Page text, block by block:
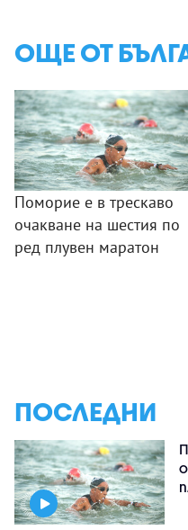
ОЩЕ ОТ
Поморие е в трескаво
очакване на шестия по
ред плувен маратон
ПОСЛЕДНИ